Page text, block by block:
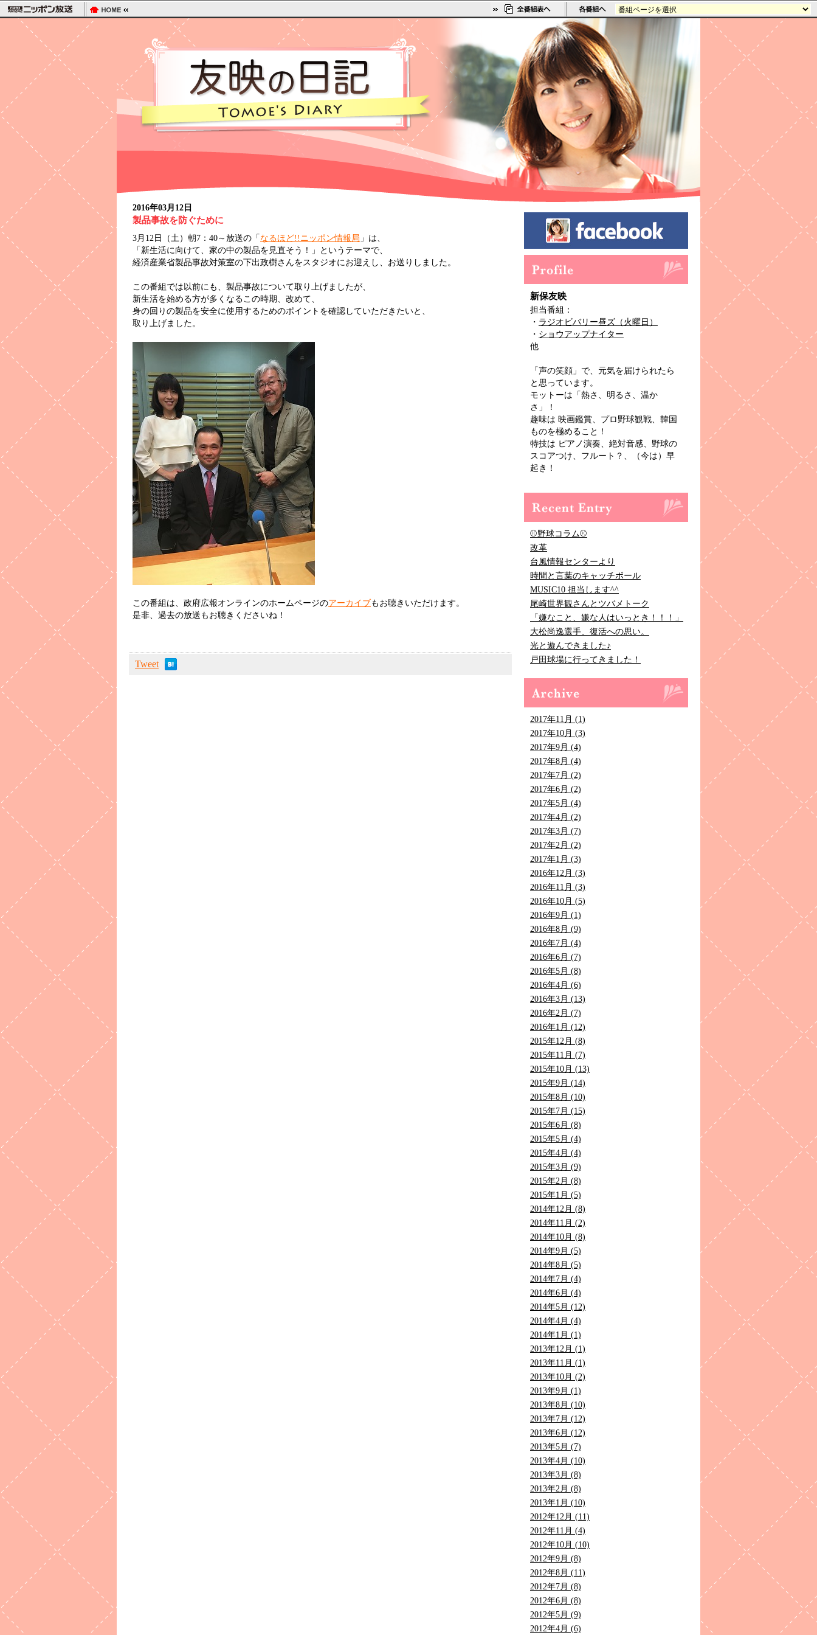
2016年03月12日
製品事故を防ぐために
3月12日（土）朝7：40～放送の「 なるほど!!ニッポン情報局 」は、
「新生活に向けて、家の中の製品を見直そう！」というテーマで、
経済産業省製品事故対策室の下出政樹さんをスタジオにお迎えし、お送りしました。
この番組では以前にも、製品事故について取り上げましたが、
新生活を始める方が多くなるこの時期、改めて、
身の回りの製品を安全に使用するためのポイントを確認していただきたいと、
取り上げました。
この番組は、政府広報オンラインのホームページのアーカイブ もお聴きいただけます。
是非、過去の放送もお聴きくださいね！
Tweet
新保友映
担当番組：
・ ラジオビバリー昼ズ（火曜日）
・ ショウアップナイター
他
「声の笑顔」で、元気を届けられたら
と思っています。
モットーは「熱さ、明るさ、温か
さ」！
趣味は 映画鑑賞、プロ野球観戦、韓国
ものを極めること！
特技は ピアノ演奏、絶対音感、野球の
スコアつけ、フルート？、（今は）早
起き！
⚾野球コラム⚾
改革
台風情報センターより
時間と言葉のキャッチボール
MUSIC10 担当します^^
尾崎世界観さんとツバメトーク
「嫌なこと、嫌な人はいっとき！！！」
大松尚逸選手、復活への思い。
光と遊んできました♪
戸田球場に行ってきました！
2017年11月 (1)
2017年10月 (3)
2017年9月 (4)
2017年8月 (4)
2017年7月 (2)
2017年6月 (2)
2017年5月 (4)
2017年4月 (2)
2017年3月 (7)
2017年2月 (2)
2017年1月 (3)
2016年12月 (3)
2016年11月 (3)
2016年10月 (5)
2016年9月 (1)
2016年8月 (9)
2016年7月 (4)
2016年6月 (7)
2016年5月 (8)
2016年4月 (6)
2016年3月 (13)
2016年2月 (7)
2016年1月 (12)
2015年12月 (8)
2015年11月 (7)
2015年10月 (13)
2015年9月 (14)
2015年8月 (10)
2015年7月 (15)
2015年6月 (8)
2015年5月 (4)
2015年4月 (4)
2015年3月 (9)
2015年2月 (8)
2015年1月 (5)
2014年12月 (8)
2014年11月 (2)
2014年10月 (8)
2014年9月 (5)
2014年8月 (5)
2014年7月 (4)
2014年6月 (4)
2014年5月 (12)
2014年4月 (4)
2014年1月 (1)
2013年12月 (1)
2013年11月 (1)
2013年10月 (2)
2013年9月 (1)
2013年8月 (10)
2013年7月 (12)
2013年6月 (12)
2013年5月 (7)
2013年4月 (10)
2013年3月 (8)
2013年2月 (8)
2013年1月 (10)
2012年12月 (11)
2012年11月 (4)
2012年10月 (10)
2012年9月 (8)
2012年8月 (11)
2012年7月 (8)
2012年6月 (8)
2012年5月 (9)
2012年4月 (6)